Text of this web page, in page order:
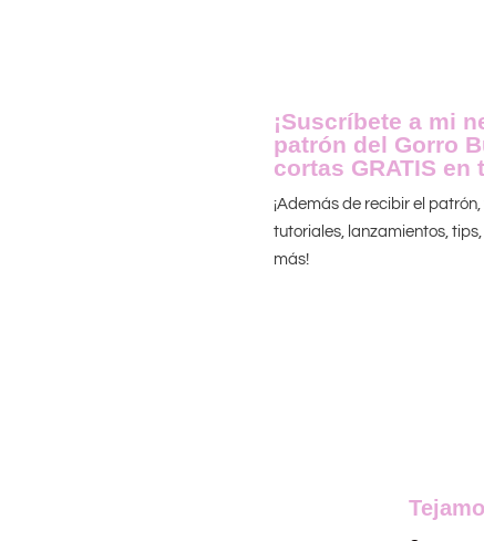
¡Suscríbete a mi
patrón del Gorro
cortas GRATIS en
¡Además de recibir el
tutoriales, lanzamientos,
más!